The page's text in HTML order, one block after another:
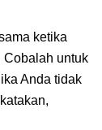
ketika
Cobalah untuk
Anda tidak